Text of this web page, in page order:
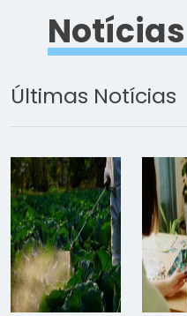
Últimas Notícias